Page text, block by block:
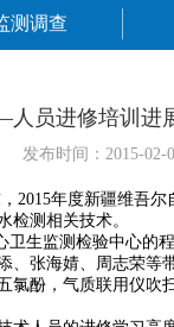
测调查
员进修培训进
发布时间：2015-02-
年度新疆维吾尔
检测相关技术。
生监测检验中心的
张海婧、周志荣等
酚，气质联用仪吹